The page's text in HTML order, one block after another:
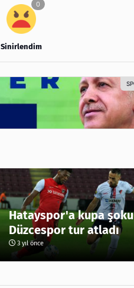
Sinirlendim
Hatayspor'a kupa şoku
Düzcespor tur atladı
3 yıl önce